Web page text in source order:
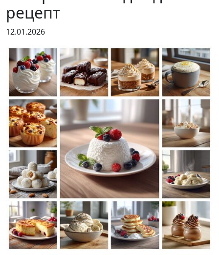
рецепт
12.01.2026